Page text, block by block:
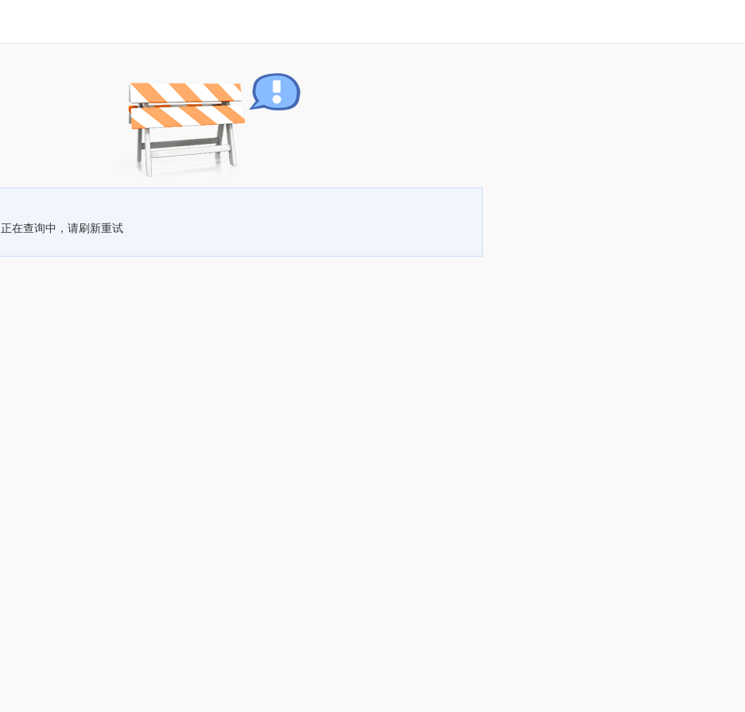
正在查询中，请刷新重试